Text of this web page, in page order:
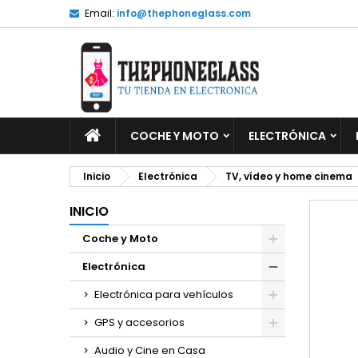
Email: info@thephoneglass.com
INICIOCOCHE Y MOTO ELECTRÓNICA
Inicio Electrónica TV, vídeo y home cinema
INICIO
Coche y Moto
Electrónica
Electrónica para vehículos
GPS y accesorios
Audio y Cine en Casa